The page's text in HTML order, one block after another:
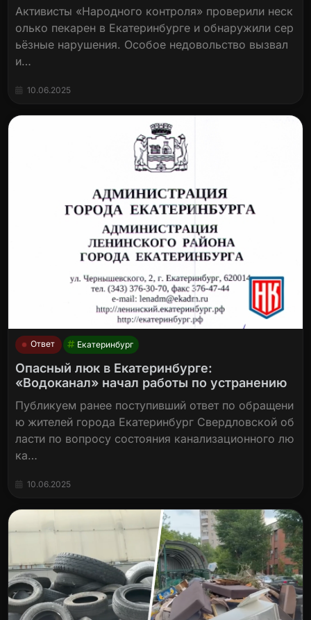
Активисты «Народного контроля» проверили неск
олько пекарен в Екатеринбурге и обнаружили сер
ьёзные нарушения. Особое недовольство вызвал
и…
10.06.2025
Ответ Екатеринбург
Опасный люк в Екатеринбурге:
«Водоканал» начал работы по устранению
Публикуем ранее поступивший ответ по обращени
ю жителей города Екатеринбург Свердловской об
ласти по вопросу состояния канализационного лю
ка…
10.06.2025